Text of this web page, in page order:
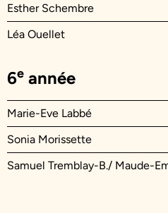
Esther Schembre
Léa Ouellet
6e année
Marie-Eve Labbé
Sonia Morissette
Samuel Tremblay-B./ Maude-